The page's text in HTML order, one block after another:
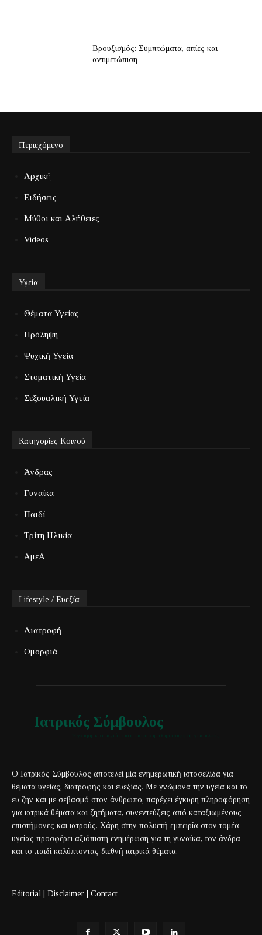
Βρουξισμός: Συμπτώματα, αιτίες και
αντιμετώπιση
Περιεχόμενο
Αρχική
Ειδήσεις
Μύθοι και Αλήθειες
Videos
Υγεία
Θέματα Υγείας
Πρόληψη
Ψυχική Υγεία
Στοματική Υγεία
Σεξουαλική Υγεία
Κατηγορίες Κοινού
Άνδρας
Γυναίκα
Παιδί
Τρίτη Ηλικία
ΑμεΑ
Lifestyle / Ευεξία
Διατροφή
Ομορφιά
Ιατρικός Σύμβουλος
Ο Ιατρικός Σύμβουλος αποτελεί μία ενημερωτική ιστοσελίδα για
θέματα υγείας, διατροφής και ευεξίας. Με γνώμονα την υγεία και το
ευ ζην και με σεβασμό στον άνθρωπο, παρέχει έγκυρη πληροφόρηση
για ιατρικά θέματα και ζητήματα, συνεντεύξεις από καταξιωμένους
επιστήμονες και ιατρούς. Χάρη στην πολυετή εμπειρία στον τομέα
υγείας προσφέρει αξιόπιστη ενημέρωση για τη γυναίκα, τον άνδρα
και το παιδί καλύπτοντας διεθνή ιατρικά θέματα.
Editorial | Disclaimer | Contact